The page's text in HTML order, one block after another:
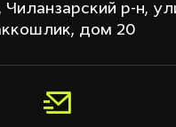
Чиланзарский р-н,
дом 20